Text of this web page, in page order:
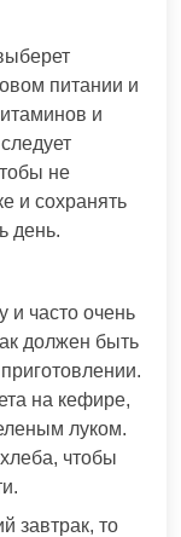
питании и
и
не
и сохранять
день.
и часто очень
должен быть
на кефире,
луком.
чтобы
завтрак, то